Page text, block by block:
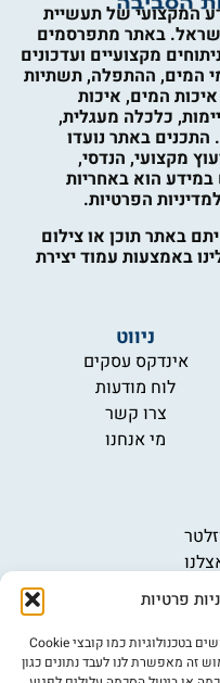
פרטיות
כדי לספק את החוויה הטובה ביותר, אנו משתמשים בטכנולוגיות כמו קובצי Cookie
זה מאפשרת לנו לעבד נתונים כגון
המקצועי של תעשיית
באתר מתפרסמים
מקצועיים ועדכונים
המים, ההתפלה, תשתיות
המים, איכות
כלכלה מעגלית,
התכנים באתר נועדו
מקצועי, הנדסי,
הוא באחריות
הפרטיות.
באתר תוכן או צילום
באמצעות עמוד יצירת
ניווט
אינדקס עסקים
לוח מודעות
צרו קשר
מי אנחנו